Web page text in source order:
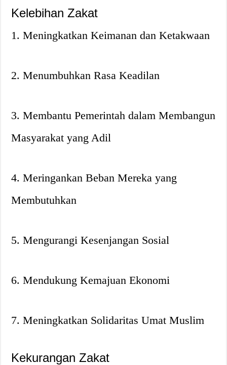
Kelebihan Zakat
1. Meningkatkan Keimanan dan Ketakwaan
2. Menumbuhkan Rasa Keadilan
3. Membantu Pemerintah dalam Membangun
Masyarakat yang Adil
4. Meringankan Beban Mereka yang
Membutuhkan
5. Mengurangi Kesenjangan Sosial
6. Mendukung Kemajuan Ekonomi
7. Meningkatkan Solidaritas Umat Muslim
Kekurangan Zakat